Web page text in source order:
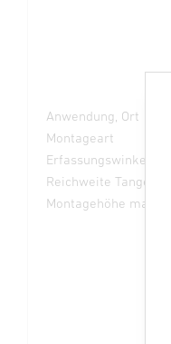
Anwendung, Ort
Montageart
Erfassungswinkel
Reichweite Tangential
Montagehöhe max